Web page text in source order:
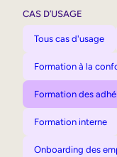
CAS D’USAGE
Tous cas d'usage
Formation à la
Formation des
Formation interne
Onboarding des